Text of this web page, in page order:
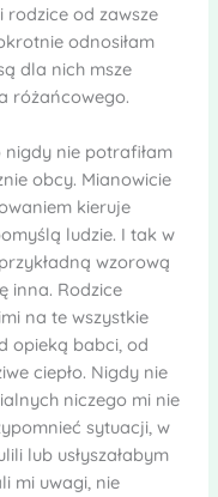
rodzice od zawsze
odnosiłam
dla nich msze
różańcowego.
nie potrafiłam
obcy. Mianowicie
kieruje
ludzie. I tak w
wzorową
inna. Rodzice
na te wszystkie
opieką babci, od
ciepło. Nigdy nie
niczego mi nie
sytuacji, w
lub usłyszałabym
mi uwagi, nie